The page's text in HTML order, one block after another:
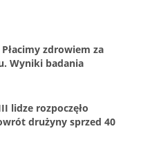
zdrowiem za
Wyniki badania
lidze rozpoczęło
drużyny sprzed 40